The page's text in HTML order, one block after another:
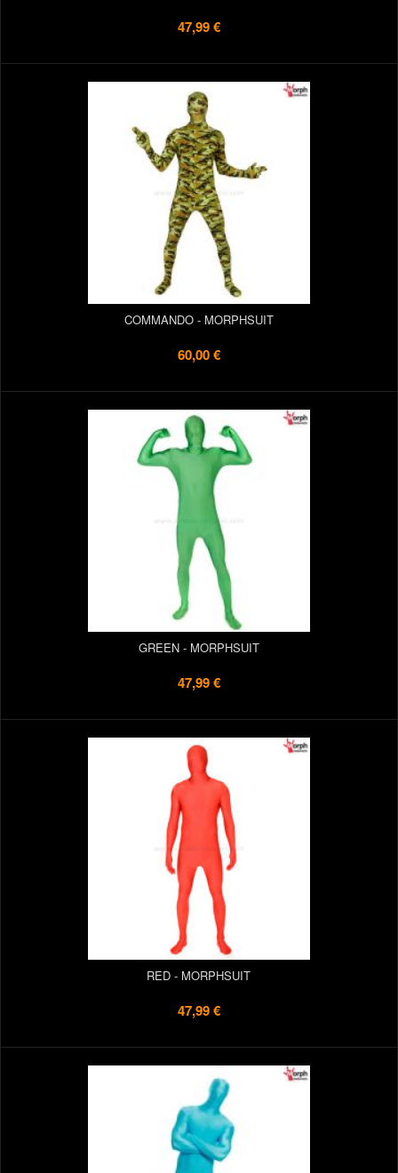
47,99 €
COMMANDO - MORPHSUIT
60,00 €
GREEN - MORPHSUIT
47,99 €
RED - MORPHSUIT
47,99 €